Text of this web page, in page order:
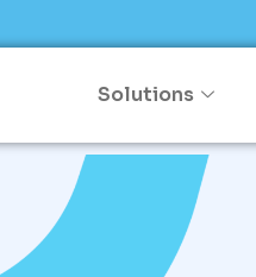
Solutions